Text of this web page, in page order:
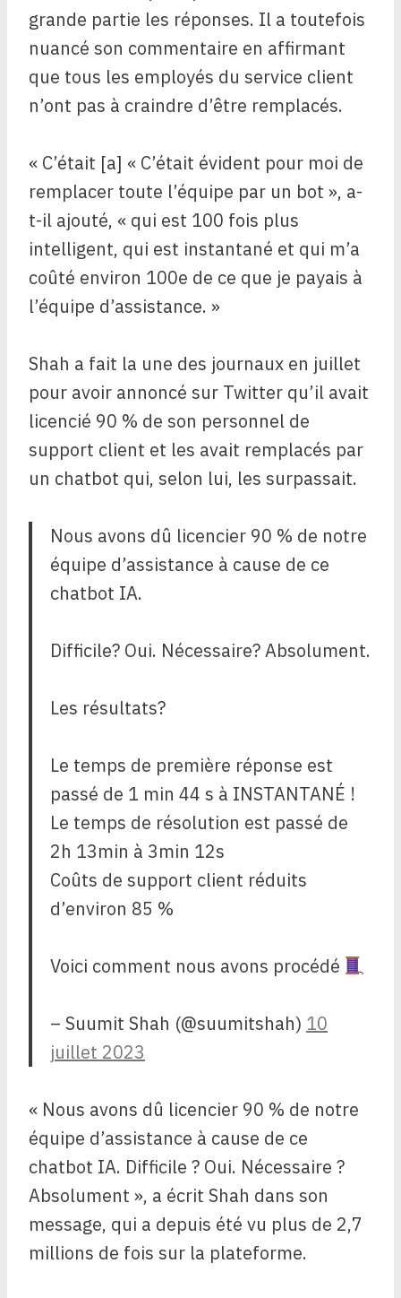
grande partie les réponses. Il a toutefois
nuancé son commentaire en affirmant
que tous les employés du service client
n’ont pas à craindre d’être remplacés.
« C’était [a] « C’était évident pour moi de
remplacer toute l’équipe par un bot », a-
t-il ajouté, « qui est 100 fois plus
intelligent, qui est instantané et qui m’a
coûté environ 100e de ce que je payais à
l’équipe d’assistance. »
Shah a fait la une des journaux en juillet
pour avoir annoncé sur Twitter qu’il avait
licencié 90 % de son personnel de
support client et les avait remplacés par
un chatbot qui, selon lui, les surpassait.
Nous avons dû licencier 90 % de notre
équipe d’assistance à cause de ce
chatbot IA.
Difficile? Oui. Nécessaire? Absolument.
Les résultats?
Le temps de première réponse est
passé de 1 min 44 s à INSTANTANÉ !
Le temps de résolution est passé de
2h 13min à 3min 12s
Coûts de support client réduits
d’environ 85 %
Voici comment nous avons procédé
– Suumit Shah (@suumitshah) 10
juillet 2023
« Nous avons dû licencier 90 % de notre
équipe d’assistance à cause de ce
chatbot IA. Difficile ? Oui. Nécessaire ?
Absolument », a écrit Shah dans son
message, qui a depuis été vu plus de 2,7
millions de fois sur la plateforme.